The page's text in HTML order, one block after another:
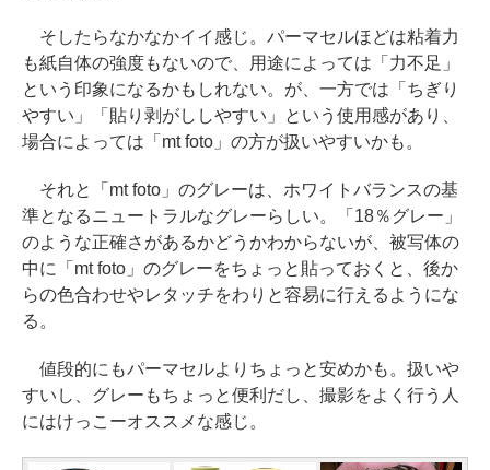
そしたらなかなかイイ感じ。パーマセルほどは粘着力
も紙自体の強度もないので、用途によっては「力不足」
という印象になるかもしれない。が、一方では「ちぎり
やすい」「貼り剥がししやすい」という使用感があり、
場合によっては「mt foto」の方が扱いやすいかも。
それと「mt foto」のグレーは、ホワイトバランスの基
準となるニュートラルなグレーらしい。「18％グレー」
のような正確さがあるかどうかわからないが、被写体の
中に「mt foto」のグレーをちょっと貼っておくと、後か
らの色合わせやレタッチをわりと容易に行えるようにな
る。
値段的にもパーマセルよりちょっと安めかも。扱いや
すいし、グレーもちょっと便利だし、撮影をよく行う人
にはけっこーオススメな感じ。